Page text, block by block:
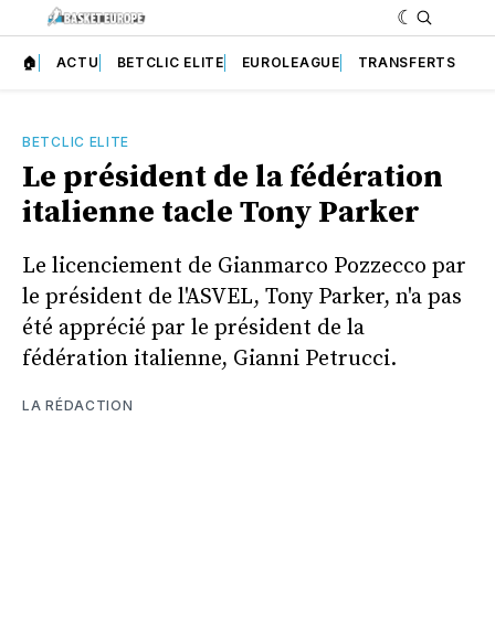
🏠 ACTU BETCLIC ELITE EUROLEAGUE TRANSFERTS
BETCLIC ELITE
Le président de la fédération
italienne tacle Tony Parker
Le licenciement de Gianmarco Pozzecco par
le président de l'ASVEL, Tony Parker, n'a pas
été apprécié par le président de la
fédération italienne, Gianni Petrucci.
LA RÉDACTION